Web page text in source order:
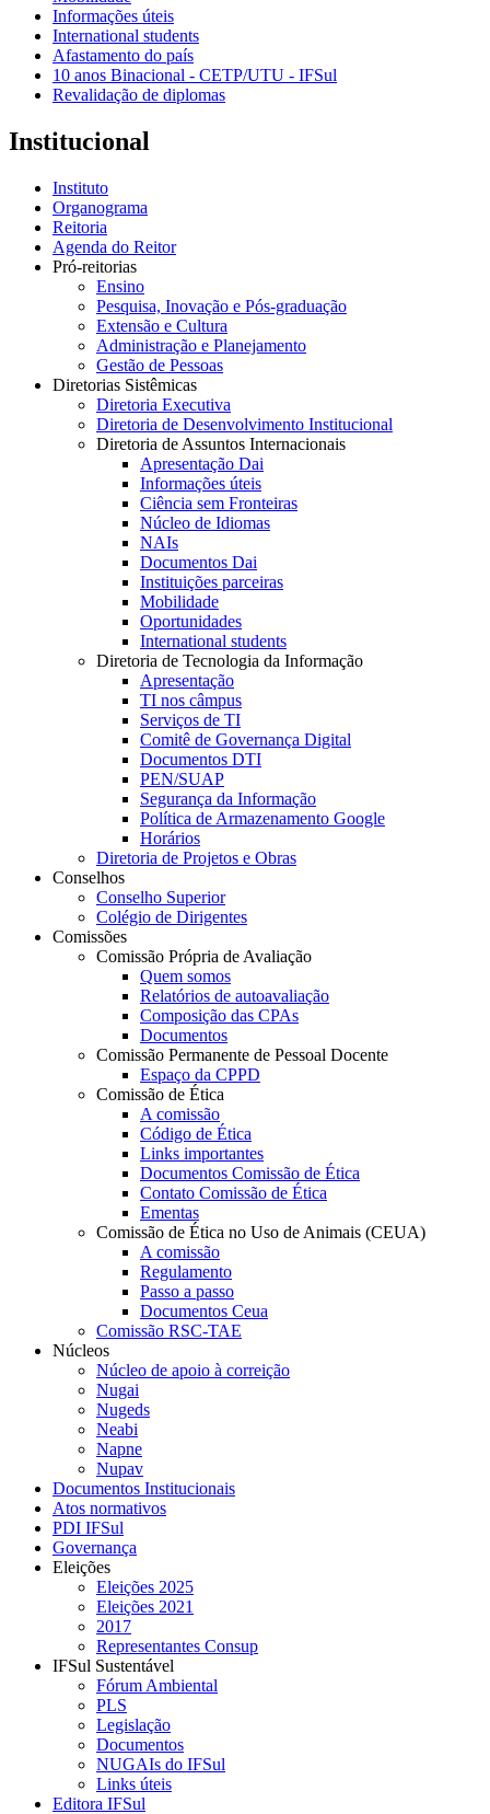
Informações úteis
International students
Afastamento do país
10 anos Binacional - CETP/UTU - IFSul
Revalidação de diplomas
Institucional
Instituto
Organograma
Reitoria
Agenda do Reitor
Pró-reitorias
Ensino
Pesquisa, Inovação e Pós-graduação
Extensão e Cultura
Administração e Planejamento
Gestão de Pessoas
Diretorias Sistêmicas
Diretoria Executiva
Diretoria de Desenvolvimento Institucional
Diretoria de Assuntos Internacionais
Apresentação Dai
Informações úteis
Ciência sem Fronteiras
Núcleo de Idiomas
NAIs
Documentos Dai
Instituições parceiras
Mobilidade
Oportunidades
International students
Diretoria de Tecnologia da Informação
Apresentação
TI nos câmpus
Serviços de TI
Comitê de Governança Digital
Documentos DTI
PEN/SUAP
Segurança da Informação
Política de Armazenamento Google
Horários
Diretoria de Projetos e Obras
Conselhos
Conselho Superior
Colégio de Dirigentes
Comissões
Comissão Própria de Avaliação
Quem somos
Relatórios de autoavaliação
Composição das CPAs
Documentos
Comissão Permanente de Pessoal Docente
Espaço da CPPD
Comissão de Ética
A comissão
Código de Ética
Links importantes
Documentos Comissão de Ética
Contato Comissão de Ética
Ementas
Comissão de Ética no Uso de Animais (CEUA)
A comissão
Regulamento
Passo a passo
Documentos Ceua
Comissão RSC-TAE
Núcleos
Núcleo de apoio à correição
Nugai
Nugeds
Neabi
Napne
Nupav
Documentos Institucionais
Atos normativos
PDI IFSul
Governança
Eleições
Eleições 2025
Eleições 2021
2017
Representantes Consup
IFSul Sustentável
Fórum Ambiental
PLS
Legislação
Documentos
NUGAIs do IFSul
Links úteis
Editora IFSul